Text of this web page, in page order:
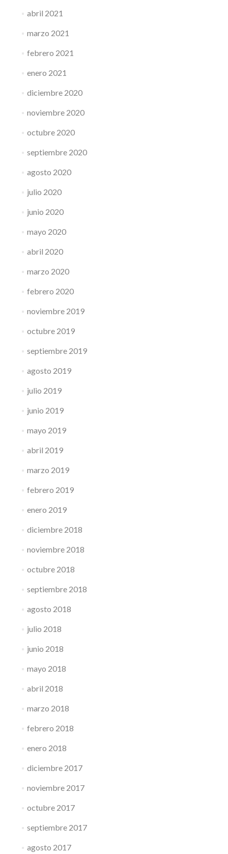
abril 2021
marzo 2021
febrero 2021
enero 2021
diciembre 2020
noviembre 2020
octubre 2020
septiembre 2020
agosto 2020
julio 2020
junio 2020
mayo 2020
abril 2020
marzo 2020
febrero 2020
noviembre 2019
octubre 2019
septiembre 2019
agosto 2019
julio 2019
junio 2019
mayo 2019
abril 2019
marzo 2019
febrero 2019
enero 2019
diciembre 2018
noviembre 2018
octubre 2018
septiembre 2018
agosto 2018
julio 2018
junio 2018
mayo 2018
abril 2018
marzo 2018
febrero 2018
enero 2018
diciembre 2017
noviembre 2017
octubre 2017
septiembre 2017
agosto 2017